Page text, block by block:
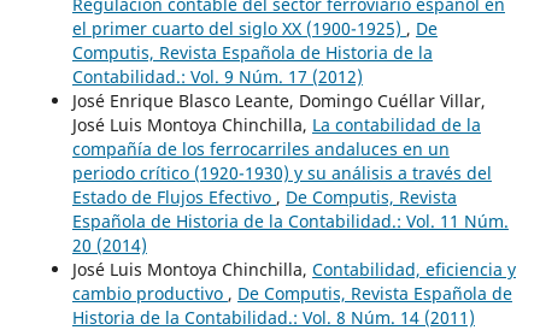
el primer cuarto del siglo XX (1900-1925) , De
Computis, Revista Española de Historia de la
Contabilidad.: Vol. 9 Núm. 17 (2012)
José Enrique Blasco Leante, Domingo Cuéllar Villar,
José Luis Montoya Chinchilla, La contabilidad de la
compañía de los ferrocarriles andaluces en un
periodo crítico (1920-1930) y su análisis a través del
Estado de Flujos Efectivo , De Computis, Revista
Española de Historia de la Contabilidad.: Vol. 11 Núm.
20 (2014)
José Luis Montoya Chinchilla, Contabilidad, eficiencia y
cambio productivo , De Computis, Revista Española de
Historia de la Contabilidad.: Vol. 8 Núm. 14 (2011)